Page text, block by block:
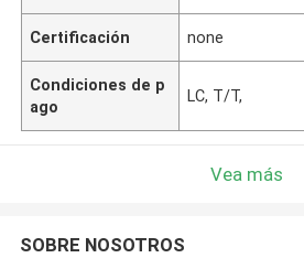
Certificación none
Condiciones de p
ago
LC, T/T,
Vea más
SOBRE NOSOTROS